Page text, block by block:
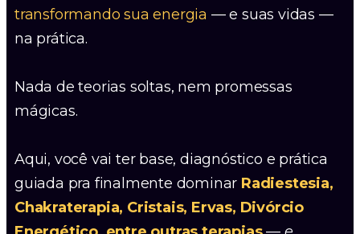
transformando sua energia — e suas vidas —
na prática.
Nada de teorias soltas, nem promessas
mágicas.
Aqui, você vai ter base, diagnóstico e prática
guiada pra finalmente dominar Radiestesia,
Chakraterapia, Cristais, Ervas, Divórcio